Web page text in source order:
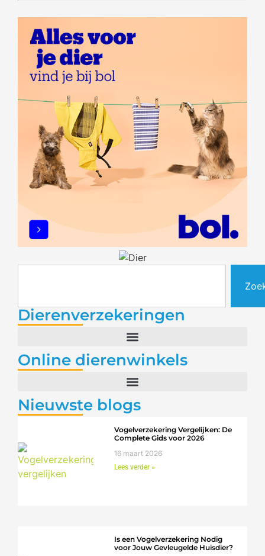
Dierenverzekeringen
Online dierenwinkels
Nieuwste blogs
Vogelverzekering Vergelijken: De
Complete Gids voor 2026
16 maart 2026
Lees verder »
Is een Vogelverzekering Nodig
voor Jouw Gevleugelde Huisdier?